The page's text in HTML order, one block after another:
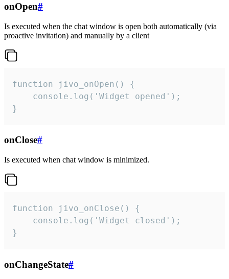
onOpen#
Is executed when the chat window is open both automatically (via
proactive invitation) and manually by a client
function jivo_onOpen() {
    console.log('Widget opened');
}
onClose#
Is executed when chat window is minimized.
function jivo_onClose() {
    console.log('Widget closed');
}
onChangeState#